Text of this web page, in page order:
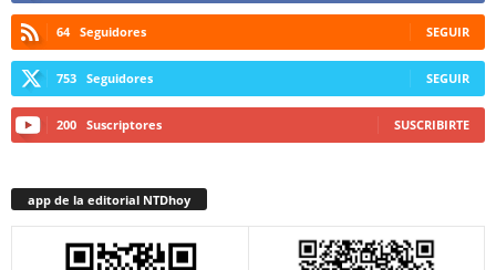
64 Seguidores SEGUIR
753 Seguidores SEGUIR
200 Suscriptores SUSCRIBIRTE
app de la editorial NTDhoy